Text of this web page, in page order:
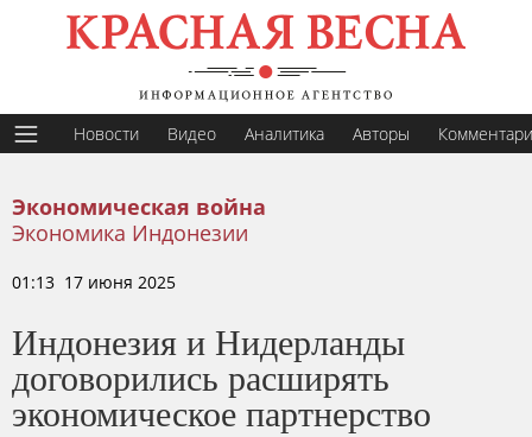
Новости Видео Аналитика Авторы
Экономическая война
Экономика Индонезии
01:13 17 июня 2025
Индонезия и Нидерланды
договорились расширять
экономическое партнерство